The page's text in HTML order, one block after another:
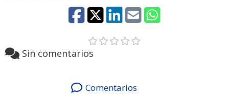
Sin comentarios
Comentarios